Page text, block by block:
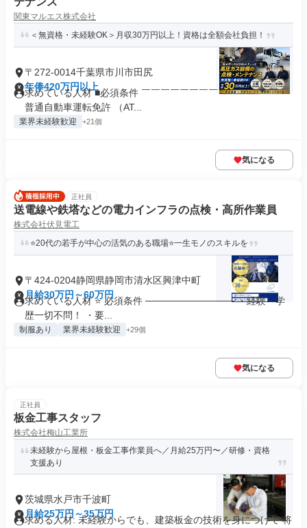
関東マルエス株式会社
＜無資格・未経験OK＞月収30万円以上！資格は全額会社負担！
〒272-0014千葉県市川市田尻
年俸420万円以上
求めている人材 ■必須条件 ￣￣￣￣￣￣￣￣￣￣￣￣￣￣ ・
普通自動車運転免許 （AT...
業界未経験歓迎 +21個
気になる
正社員
送電線や鉄塔などの電力インフラの点検・高所作業員
株式会社伏見電工
⭐️20代の若手が中心の活気のある職場⭐️一生モノのスキルを
〒424-0204静岡県静岡市清水区興津中町
月給30万円～60万円
求めている人材 ⭐ 必須条件 ───────────── ・経験・学
歴一切不問！ ・要...
制服あり 業界未経験歓迎 +29個
気になる
正社員
板金工事スタッフ
株式会社梅山工業所
未経験から屋根・板金工事作業員へ／月給25万円〜／研修・資格
支援あり
茨城県水戸市千波町
月給25万円～35万円
求める人材: 未経験からでも、建築板金の技術を身につけて 将